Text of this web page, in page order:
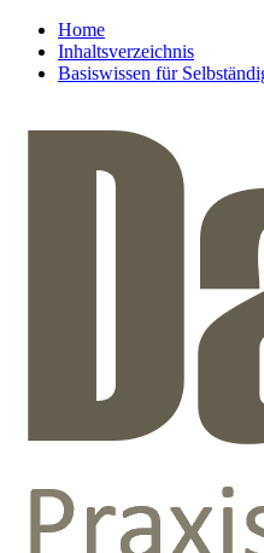
Home
Inhaltsverzeichnis
Basiswissen für